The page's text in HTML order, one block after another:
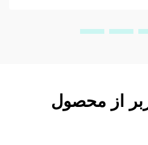
از محصول